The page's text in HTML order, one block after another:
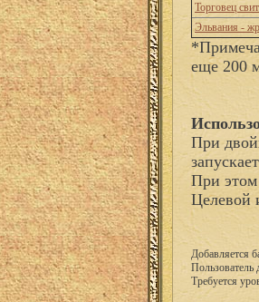
Торговец
Эльвания -
еще 200
При
При этом
Целевой
Добавляется
Пользователь
Требуется